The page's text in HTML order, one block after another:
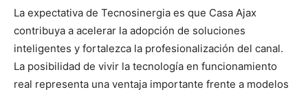
La expectativa de Tecnosinergia es que Casa Ajax
contribuya a acelerar la adopción de soluciones
inteligentes y fortalezca la profesionalización del canal.
La posibilidad de vivir la tecnología en funcionamiento
real representa una ventaja importante frente a modelos